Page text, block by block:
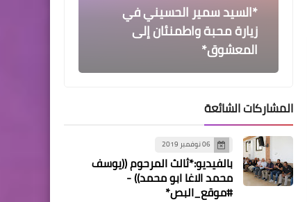
*السيد سمير الحسيني في
زيارة محبة واطمنئان إلى
المعشوق*
أخبار البص
*بيان صحفي صادر عن اتحاد
المعلمين في لبنان ونقابيون
مستقلون خدمات وعمال*
المشاركات الشائعة
06 نوفمبر 2019
بالفيديو:*ثالث المرحوم ((يوسف
محمد الاغا ابو محمد)) -
#موقع_البص*